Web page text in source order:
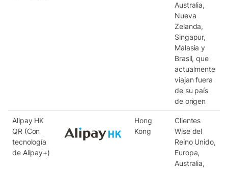
Australia,
Nueva
Zelanda,
Singapur,
Malasia y
Brasil, que
actualmente
viajan fuera
de su país
de origen
Alipay HK
QR (Con
tecnología
de Alipay+)
Hong
Kong
Clientes
Wise del
Reino Unido,
Europa,
Australia,